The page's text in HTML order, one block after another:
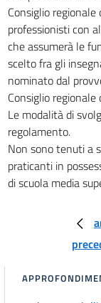
25
26
27
28
29
30
31 bis
33
Consiglio
professionisti con
che assumerà le
scelto fra gli
nominato dal
Consiglio
Le modalità di
regolamento.
Non sono tenuti a
praticanti in
di scuola media